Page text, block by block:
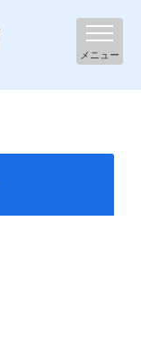
メニュー